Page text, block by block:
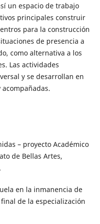
un espacio de trabajo
principales construir
para la construcción
de presencia a
como alternativa a los
Las actividades
y se desarrollan en
– proyecto Académico
de Bellas Artes,
en la inmanencia de
de la especialización